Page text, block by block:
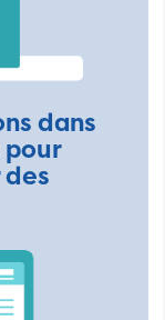
dans